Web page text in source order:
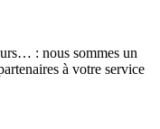
: nous sommes un
à votre service